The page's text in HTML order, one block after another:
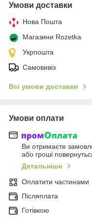
Умови доставки
Нова Пошта
Магазини Rozetka
Укрпошта
Самовивіз
Всі умови доставки
Умови оплати
Ви отримаєте
або гроші
Детальніше
Оплатити частинами
Післяплата
Готівкою